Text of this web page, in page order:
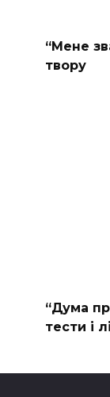
“Мене
твору
“Дума
тести і